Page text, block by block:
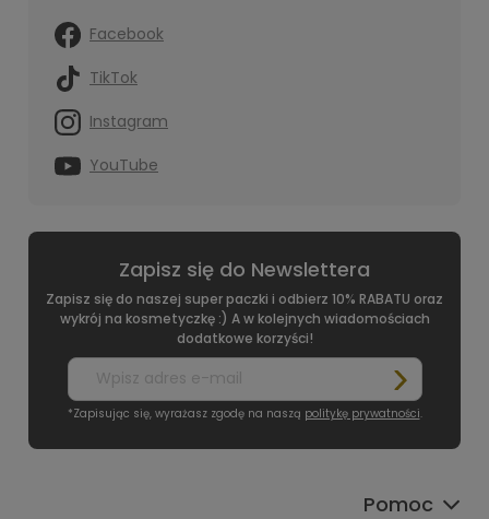
Facebook
TikTok
Instagram
YouTube
Zapisz się do Newslettera
Zapisz się do naszej super paczki i odbierz 10% RABATU oraz
wykrój na kosmetyczkę :) A w kolejnych wiadomościach
dodatkowe korzyści!
*Zapisując się, wyrażasz zgodę na naszą politykę prywatności.
Pomoc